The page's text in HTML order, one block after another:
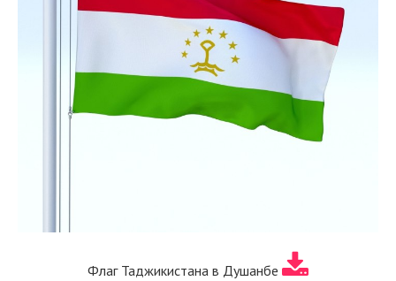
Флаг Таджикистана в Душанбе